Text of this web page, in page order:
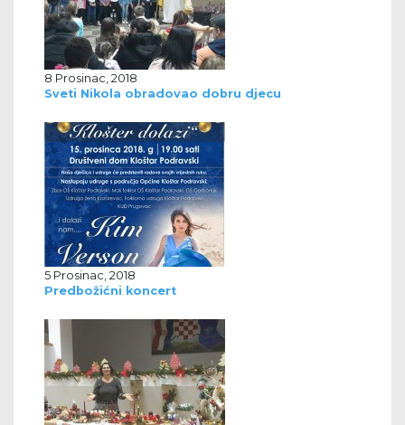
8 Prosinac, 2018
Sveti Nikola obradovao dobru djecu
5 Prosinac, 2018
Predbožićni koncert